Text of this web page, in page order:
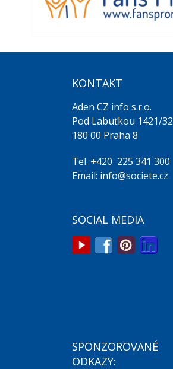
KONTAKT
Aden CZ info s.r.o.
Pod Labuťkou 1421/32
180 00 Praha 8
Tel. +420 225 341 300
Email: info@societe.cz
SOCIAL MEDIA
SPONZOROVANÉ
ODKAZY: